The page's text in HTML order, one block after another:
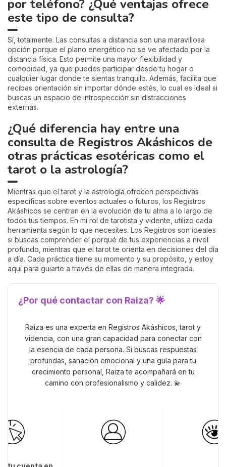
por teléfono? ¿Qué ventajas ofrece
este tipo de consulta?
Sí, totalmente. Las consultas a distancia son una maravillosa
opción porque el plano energético no se ve afectado por la
distancia física. Esto permite una mayor flexibilidad y
comodidad, ya que puedes participar desde tu hogar o
cualquier lugar donde te sientas tranquilo. Además, facilita que
recibas orientación sin importar dónde estés, lo cual es ideal si
buscas un espacio de introspección sin distracciones
externas.
¿Qué diferencia hay entre una
consulta de Registros Akáshicos de
otras prácticas esotéricas como el
tarot o la astrología?
Mientras que el tarot y la astrología ofrecen perspectivas
específicas sobre eventos actuales o futuros, los Registros
Akáshicos se centran en la evolución de tu alma a lo largo de
todos tus tiempos. En mi rol de tarotista y vidente, utilizo cada
herramienta según lo que necesites. Los Registros son ideales
si buscas comprender el porqué de tus experiencias a nivel
profundo, mientras que el tarot te orienta en decisiones del día
a día. Cada práctica tiene su momento y su propósito, y estoy
aquí para guiarte a través de ellas de manera integrada.
¿Por qué contactar con Raiza? 🌟
Raiza es una experta en Registros Akáshicos, tarot y
videncia, con una gran capacidad para conectar con
la esencia de cada persona. Si buscas respuestas
profundas, sanación emocional y una guía para tu
crecimiento personal, Raiza te acompañará en tu
camino con profesionalismo y calidez. 💫